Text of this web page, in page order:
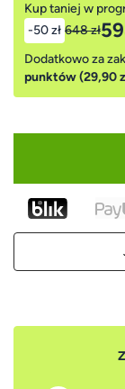
Kup taniej w
-50 zł 648 zł
Dodatkowo za
punktów (29,90